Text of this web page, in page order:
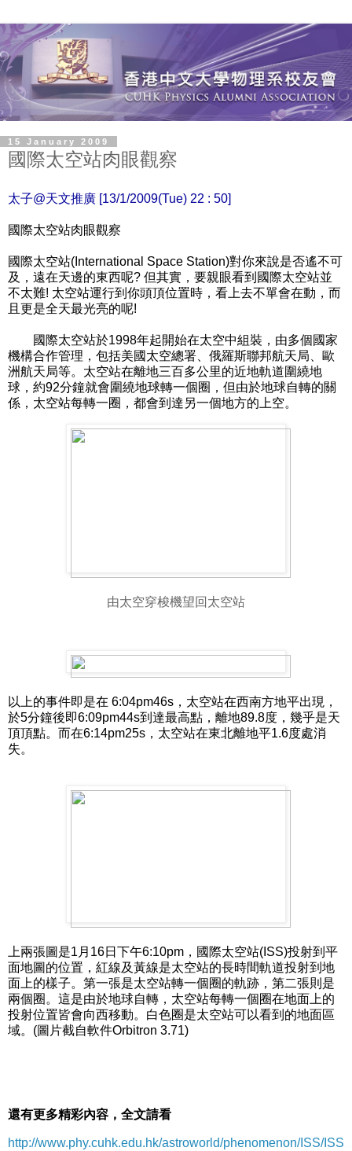
15 January 2009
國際太空站肉眼觀察
太子@天文推廣 [13/1/2009(Tue) 22 : 50]
國際太空站肉眼觀察
國際太空站(International Space Station)對你來說是否遙不可
及，遠在天邊的東西呢? 但其實，要親眼看到國際太空站並
不太難! 太空站運行到你頭頂位置時，看上去不單會在動，而
且更是全天最光亮的呢!
國際太空站於1998年起開始在太空中組裝，由多個國家
機構合作管理，包括美國太空總署、俄羅斯聯邦航天局、歐
洲航天局等。太空站在離地三百多公里的近地軌道圍繞地
球，約92分鐘就會圍繞地球轉一個圈，但由於地球自轉的關
係，太空站每轉一圈，都會到達另一個地方的上空。
由太空穿梭機望回太空站
以上的事件即是在 6:04pm46s，太空站在西南方地平出現，
於5分鐘後即6:09pm44s到達最高點，離地89.8度，幾乎是天
頂頂點。而在6:14pm25s，太空站在東北離地平1.6度處消
失。
上兩張圖是1月16日下午6:10pm，國際太空站(ISS)投射到平
面地圖的位置，紅線及黃線是太空站的長時間軌道投射到地
面上的樣子。第一張是太空站轉一個圈的軌跡，第二張則是
兩個圈。這是由於地球自轉，太空站每轉一個圈在地面上的
投射位置皆會向西移動。白色圈是太空站可以看到的地面區
域。(圖片截自軟件Orbitron 3.71)
還有更多精彩內容，全文請看
http://www.phy.cuhk.edu.hk/astroworld/phenomenon/ISS/ISS